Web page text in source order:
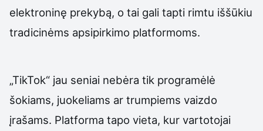
elektroninę prekybą, o tai gali tapti rimtu iššūkiu
tradicinėms apsipirkimo platformoms.
„TikTok“ jau seniai nebėra tik programėlė
šokiams, juokeliams ar trumpiems vaizdo
įrašams. Platforma tapo vieta, kur vartotojai